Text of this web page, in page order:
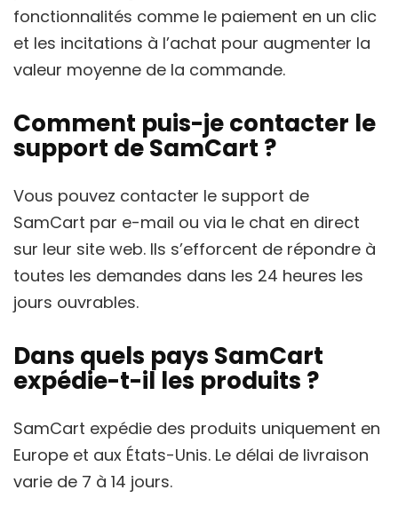
fonctionnalités comme le paiement en un clic
et les incitations à l’achat pour augmenter la
valeur moyenne de la commande.
Comment puis-je contacter le
support de SamCart ?
Vous pouvez contacter le support de
SamCart par e-mail ou via le chat en direct
sur leur site web. Ils s’efforcent de répondre à
toutes les demandes dans les 24 heures les
jours ouvrables.
Dans quels pays SamCart
expédie-t-il les produits ?
SamCart expédie des produits uniquement en
Europe et aux États-Unis. Le délai de livraison
varie de 7 à 14 jours.